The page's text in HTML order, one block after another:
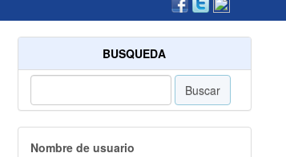
BUSQUEDA
Buscar
Nombre de usuario